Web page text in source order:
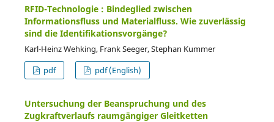
RFID-Technologie : Bindeglied zwischen
Informationsfluss und Materialfluss. Wie zuverlässig
sind die Identifikationsvorgänge?
Karl-Heinz Wehking, Frank Seeger, Stephan Kummer
pdf
pdf (English)
Untersuchung der Beanspruchung und des
Zugkraftverlaufs raumgängiger Gleitketten